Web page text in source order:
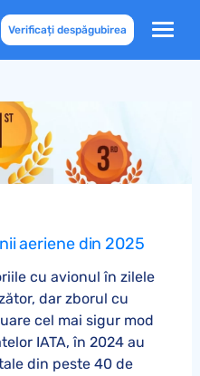
Verificați despăgubirea
cu Avionul
aeriene din 2025
cu avionul în zilele
dar zborul cu
cel mai sigur mod
IATA, în 2024 au
din peste 40 de